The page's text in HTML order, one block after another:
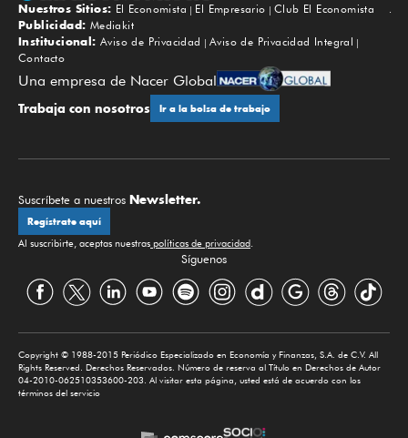
Subir
Nuestros Sitios: El Economista El Empresario
Club El Economista
Publicidad: Mediakit
Institucional: Aviso de Privacidad
Aviso de Privacidad Integral
Contacto
Una empresa de Nacer Global
Trabaja con nosotros Ir a la bolsa de trabajo
Suscríbete a nuestros Newsletter.
Regístrate aquí
Al suscribirte, aceptas nuestras políticas de privacidad.
Síguenos
Copyright © 1988-2015 Periódico Especializado en Economía y Finanzas, S.A. de C.V. All
Rights Reserved. Derechos Reservados. Número de reserva al Título en Derechos de Autor
04-2010-062510353600-203. Al visitar esta página, usted está de acuerdo con los
términos del servicio